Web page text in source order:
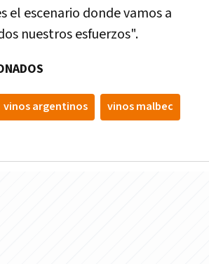
el escenario donde vamos a
nuestros esfuerzos".
vinos argentinos vinos malbec